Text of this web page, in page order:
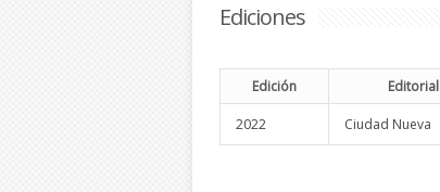
Ediciones
Edición Editorial
2022 Ciudad Nueva